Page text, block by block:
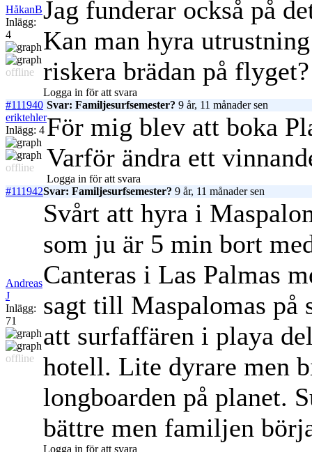
HåkanB
Inlägg:
4
offline
Jag funderar också på
Kan man hyra
riskera brädan på flyget?
Logga in för att svara
#111940 Svar: Familjesurfsemester? 9 år, 11 månader sen
eriktehler
Inlägg: 4
offline
För mig blev att boka
Varför ändra ett
Logga in för att svara
#111942Svar: Familjesurfsemester? 9 år, 11 månader sen
Andreas
J
Inlägg:
71
offline
Svårt att hyra i
som ju är 5 min bort
Canteras i Las Palmas
sagt till Maspalomas på
att surfaffären i playa
hotell. Lite dyrare men
longboarden på planet.
bättre men familjen
Logga in för att svara